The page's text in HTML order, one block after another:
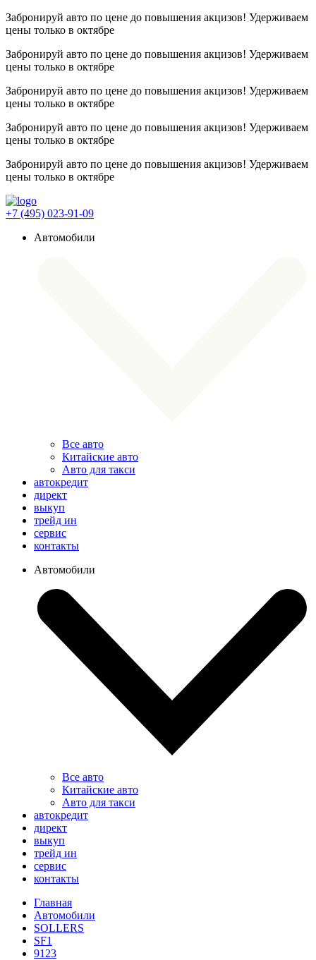
Забронируй авто по цене до повышения акцизов! Удерживаем
цены только в октябре
Забронируй авто по цене до повышения акцизов! Удерживаем
цены только в октябре
Забронируй авто по цене до повышения акцизов! Удерживаем
цены только в октябре
Забронируй авто по цене до повышения акцизов! Удерживаем
цены только в октябре
Забронируй авто по цене до повышения акцизов! Удерживаем
цены только в октябре
+7 (495) 023-91-09
Автомобили
Все авто
Китайские авто
Авто для такси
автокредит
директ
выкуп
трейд ин
сервис
контакты
Автомобили
Все авто
Китайские авто
Авто для такси
автокредит
директ
выкуп
трейд ин
сервис
контакты
Главная
Автомобили
SOLLERS
SF1
9123